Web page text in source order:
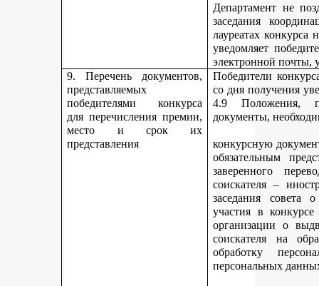
Департамент не
заседания
лауреатах
уведомляет
электронной почты,
9. Перечень документов,
представляемых
победителями конкурса
для перечисления премии,
место и срок их
представления
Победители
со дня получения
4.9 Положения,
документы,
конкурсную
обязательным
заверенного
соискателя –
заседания совета
участия в
организации о
соискателя на
обработку
персональных